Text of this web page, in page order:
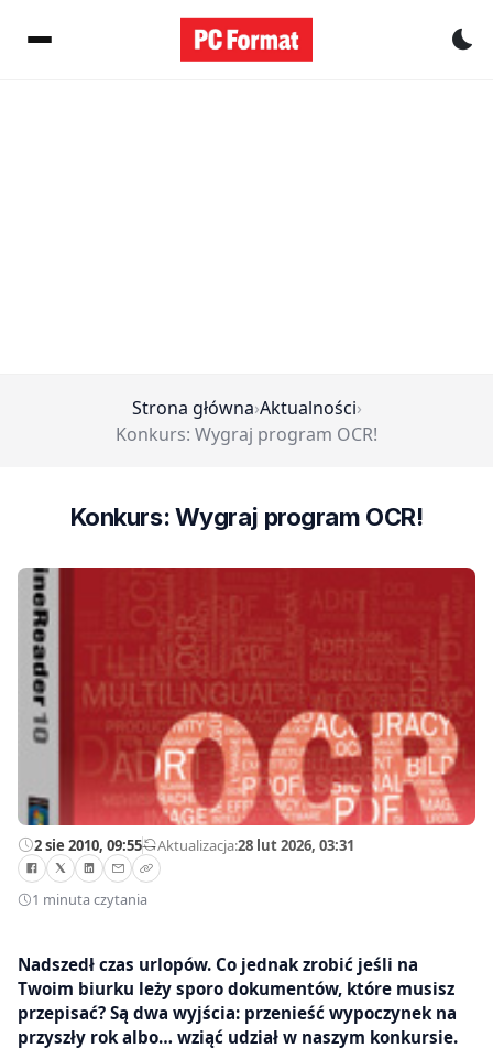
Strona główna›Aktualności›
Konkurs: Wygraj program OCR!
Konkurs: Wygraj program OCR!
2 sie 2010, 09:55—Aktualizacja:28 lut 2026, 03:31
1 minuta czytania
Nadszedł czas urlopów. Co jednak zrobić jeśli na
Twoim biurku leży sporo dokumentów, które musisz
przepisać? Są dwa wyjścia: przenieść wypoczynek na
przyszły rok albo… wziąć udział w naszym konkursie.